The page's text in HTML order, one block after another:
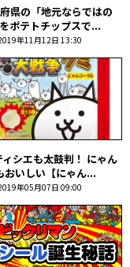
県の「地元ならではの
ポテトチップスで...
年11月12日 13:30
ィシエも太鼓判！ にゃん
おいしい【にゃん...
年05月07日 09:00